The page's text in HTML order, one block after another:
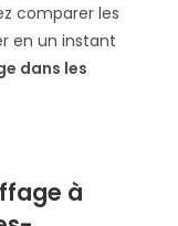
comparer les
en un instant
dans les
à